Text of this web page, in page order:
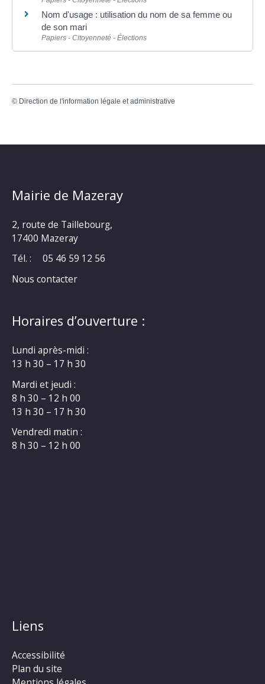
Nom d'usage : utilisation du nom de sa femme ou
de son mari
Papiers - Citoyenneté - Élections
© Direction de l'information légale et administrative
Mairie de Mazeray
2, route de Taillebourg,
17400 Mazeray
Tél. :
05 46 59 12 56
Nous contacter
Horaires d’ouverture :
Lundi après-midi :
13 h 30 – 17 h 30
Mardi et jeudi :
8 h 30 – 12 h 00
13 h 30 – 17 h 30
Vendredi matin :
8 h 30 – 12 h 00
Liens
Accessibilité
Plan du site